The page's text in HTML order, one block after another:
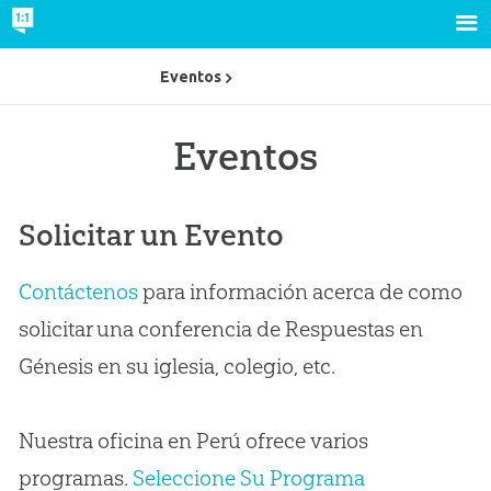
Eventos
Solicitar un Evento
Contáctenospara información acerca de como
solicitar una conferencia de Respuestas en
Génesis en su iglesia, colegio, etc.
Nuestra oficina en Perú ofrece varios
programas. Seleccione Su Programa
Eventos